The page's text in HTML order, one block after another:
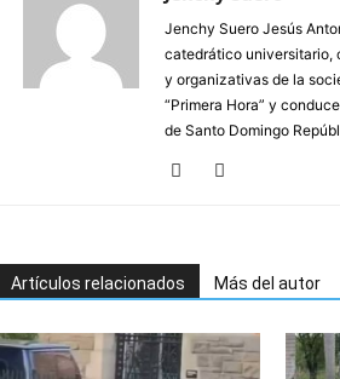
Jenchy Suero Jesús
catedrático universitario,
y organizativas de la
“Primera Hora” y
de Santo Domingo
Artículos relacionados Más del autor